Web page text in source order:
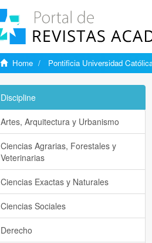
Home Pontificia Universidad
Discipline
Artes, Arquitectura y Urbanismo
Ciencias Agrarias, Forestales y
Veterinarias
Ciencias Exactas y Naturales
Ciencias Sociales
Derecho